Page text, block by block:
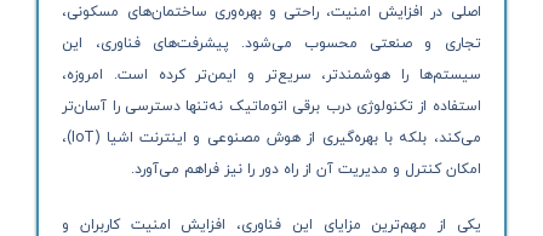
اصلی در افزایش امنیت، راحتی و بهره‌وری ساختمان‌های مسکونی،
تجاری و صنعتی محسوب می‌شود. پیشرفت‌های فناوری، این
سیستم‌ها را هوشمندتر، سریع‌تر و ایمن‌تر کرده است. امروزه،
استفاده از تکنولوژی درب برقی اتوماتیک نه‌تنها دسترسی را آسان‌تر
می‌کند، بلکه با بهره‌گیری از هوش مصنوعی و اینترنت اشیا (IoT)،
امکان کنترل و مدیریت آن از راه دور را نیز فراهم می‌آورد.
یکی از مهم‌ترین مزایای این فناوری، افزایش امنیت کاربران و